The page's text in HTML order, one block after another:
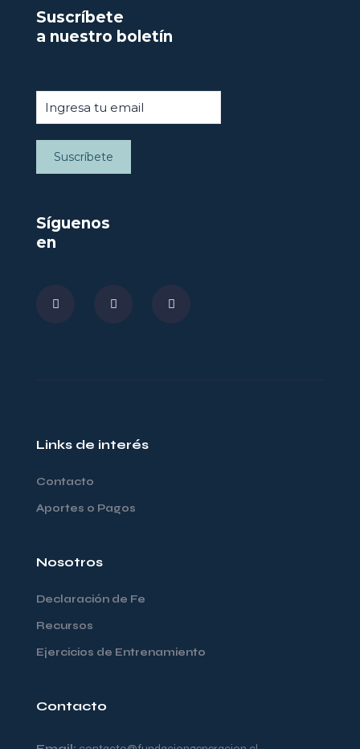
Suscríbete
a nuestro boletín
Síguenos
en
Links de interés
Contacto
Aportes o Pagos
Nosotros
Declaración de Fe
Recursos
Ejercicios de Entrenamiento
Contacto